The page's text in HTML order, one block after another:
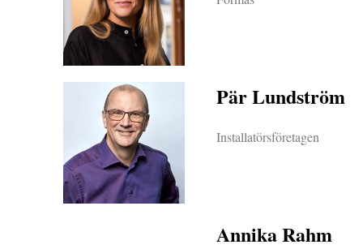
Pär Lundström
Installatörsföretagen
Annika Rahm